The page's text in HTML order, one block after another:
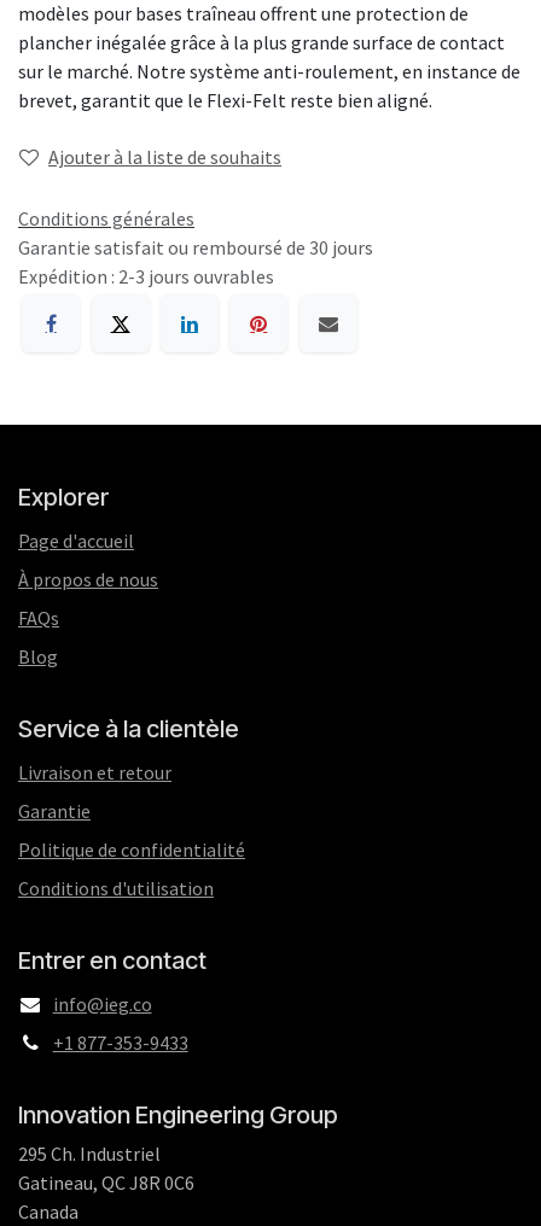
modèles pour bases traîneau offrent une protection de
plancher inégalée grâce à la plus grande surface de contact
sur le marché. Notre système anti-roulement, en instance de
brevet, garantit que le Flexi-Felt reste bien aligné.
Ajouter à la liste de souhaits
Conditions générales
Garantie satisfait ou remboursé de 30 jours
Expédition : 2-3 jours ouvrables
Explorer
Page d'accueil
À propos de nous
FAQs
Blog
Service à la clientèle
Livraison et retour
Garantie
Politique de confidentialité
Conditions d'utilisation
Entrer en contact
info@ieg.co
+1 877-353-9433
Innovation Engineering Group
295 Ch. Industriel
Gatineau, QC J8R 0C6
Canada